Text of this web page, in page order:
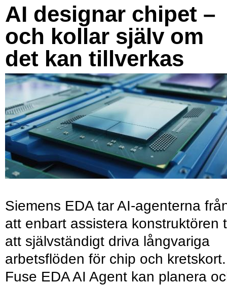
AI designar chipet –
och kollar själv om
det kan tillverkas
Siemens EDA tar AI-agenterna
att enbart assistera konstruktören
att självständigt driva långvariga
arbetsflöden för chip och kretskort.
Fuse EDA AI Agent kan planera